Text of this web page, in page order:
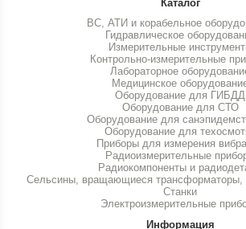
Каталог
ВС, АТИ и корабельное
Гидравлическое
Измерительные
Контрольно-измерительные
Лабораторное
Медицинское
Оборудование для ГИБДД
Оборудование для СТО
Оборудование для
Оборудование для
Приборы для измерения
Радиоизмерительные
Радиокомпоненты и
Сельсины, вращающиеся трансформаторы,
Станки
Электроизмерительные
Информация